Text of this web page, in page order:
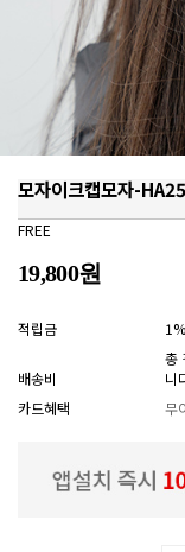
모자이크캡모자-
FREE
19,800원
적립금 1%
배송비
총
니
카드혜택
무